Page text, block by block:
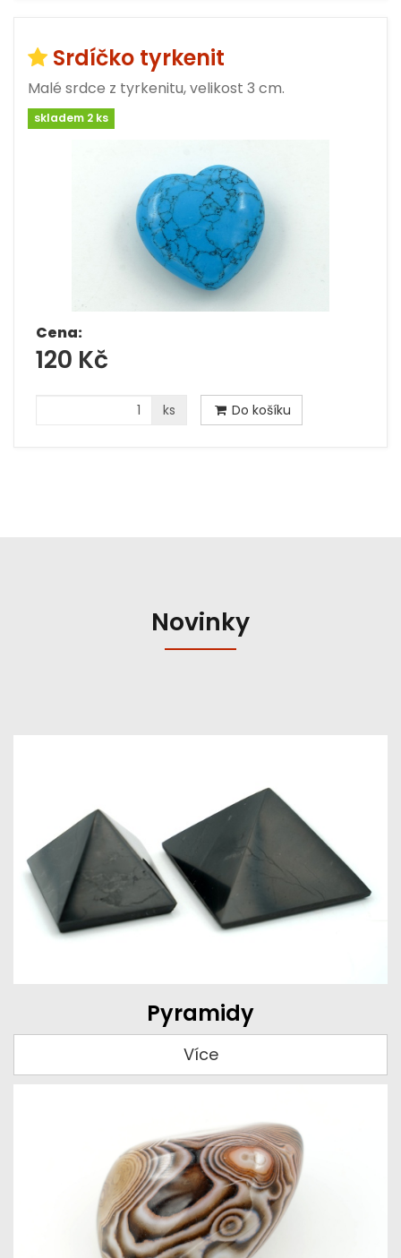
Srdíčko tyrkenit
Malé srdce z tyrkenitu, velikost 3 cm.
skladem 2 ks
Cena:
120 Kč
ks Do košíku
Novinky
Pyramidy
Více